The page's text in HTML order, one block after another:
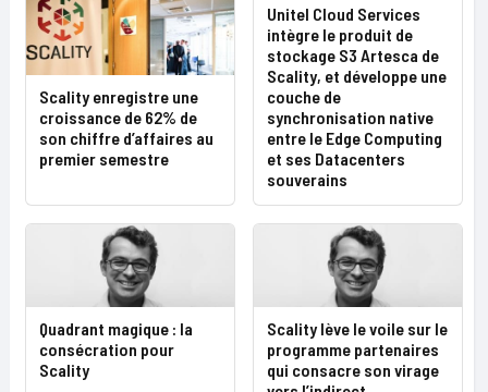
Scality enregistre une
croissance de 62% de
son chiffre d’affaires au
premier semestre
Unitel Cloud Services
intègre le produit de
stockage S3 Artesca de
Scality, et développe une
couche de
synchronisation native
entre le Edge Computing
et ses Datacenters
souverains
Quadrant magique : la
consécration pour
Scality
Scality lève le voile sur le
programme partenaires
qui consacre son virage